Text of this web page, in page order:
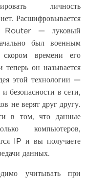
личность
Расшифровывается
— луковый
был военным
времени его
он называется
этой технологии —
безопасности в сети,
не верят друг другу.
в том, что данные
компьютеров,
IP и вы получаете
данных.
учитывать при